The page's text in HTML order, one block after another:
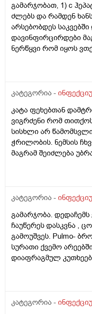
გამოიწვიონ ეს
ნიშნებით და ისევ
ჰეპატიტი? ამ ორ
გმადლობთ
გამარჯობათ, 1) c
ძლებს და რამდენ
არსებობდეს
დავინფირცირდები
ნერწყვი რომ იყოს
ვჭამო საკვები ან
სისხლი, რომელის
ავადმყოფის კანზე,
ვირუსი, თუ მარტო
კატეგორია -
კატა ფეხებთან
ვიგრძენი რომ
სისხლი არ
ჭრილობის. ნემსის
მაგრამ შეიძლება
კატეგორია -
გამარჯობა. დედაჩემს
ჩაუწერეს დასკვნა ,
გამოუშვეს. Pulmo-
სურათი ქვემო
დიაფრაგმულ
რაიმე? მოკლე
კატეგორია -